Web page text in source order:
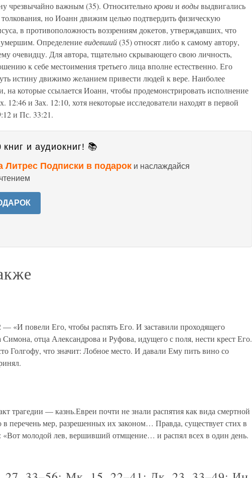
чрезвычайно важным (35). Относительнокровии водывыдвигались
толкования, но Иоанн движим целью подтвердить физическую
в противоположность воззрениям докетов, утверждавших, что
умершим. Определениевидевший(35) относят либо к самому автору,
очевидцу. Для автора, тщательно скрывающего свою личность,
к себе местоимения третьего лица вполне естественно. Его
истину движимо желанием привести людей к вере. Наиболее
на которые ссылается Иоанн, чтобы продемонстрировать исполнение
12:46 и Зах. 12:10, хотя некоторые исследователи находят в первой
и Пс. 33:21.
и аудиокниг! 📚
Литрес Подписки в подарок и наслаждайся
— «И повели Его, чтобы распять Его. И заставили проходящего
отца Александрова и Руфова, идущего с поля, нести крест Его.
Голгофу, что значит: Лобное место. И давали Ему пить вино со
трагедии — казнь.Евреи почти не знали распятия как вида смертной
в перечень мер, разрешенных их законом… Правда, существует стих в
«Вот молодой лев, вершивший отмщение… и распял всех в один день.